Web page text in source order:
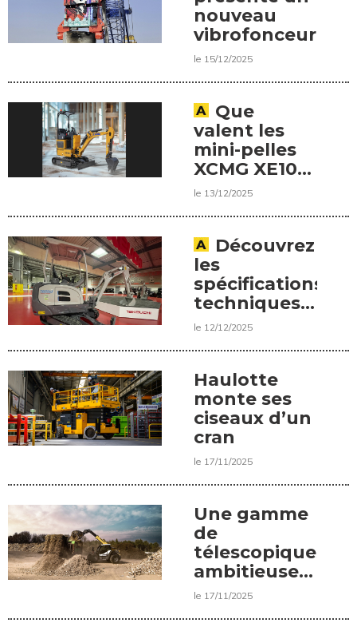
nouveau
vibrofonceur
le 15/12/2025
Que
valent les
mini-pelles
XCMG XE10E
et XE27E ?
le 13/12/2025
Découvrez
les
spécifications
techniques
la nouvelle
TB10E
le 12/12/2025
Haulotte
monte ses
ciseaux d’un
cran
le 17/11/2025
Une gamme
de
télescopiques
ambitieuse
chez
le 17/11/2025